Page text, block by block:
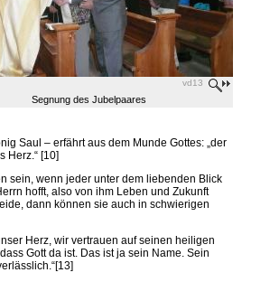
vd13
Segnung des Jubelpaares
Saul – erfährt aus dem Munde Gottes: „der
Herz.“ [10]
sein, wenn jeder unter dem liebenden Blick
hofft, also von ihm Leben und Zukunft
dann können sie auch in schwierigen
Herz, wir vertrauen auf seinen heiligen
Gott da ist. Das ist ja sein Name. Sein